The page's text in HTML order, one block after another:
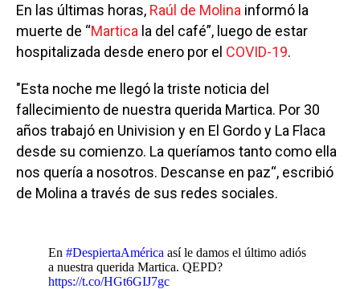
En las últimas horas, Raúl de Molina informó la
muerte de “Martica la del café”, luego de estar
hospitalizada desde enero por el COVID-19.
"Esta noche me llegó la triste noticia del
fallecimiento de nuestra querida Martica. Por 30
años trabajó en Univision y en El Gordo y La Flaca
desde su comienzo. La queríamos tanto como ella
nos quería a nosotros. Descanse en paz“, escribió
de Molina a través de sus redes sociales.
En #DespiertaAmérica así le damos el último adiós
a nuestra querida Martica. QEPD?
https://t.co/HGt6GIJ7gc